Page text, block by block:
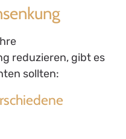
reduzieren, gibt es
sollten: